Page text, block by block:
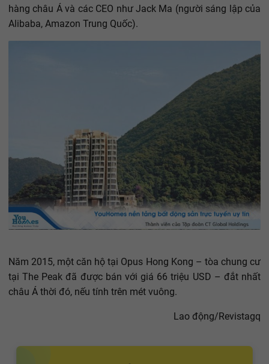
hàng châu Á và các CEO như Jack Ma (người sáng lập của
Alibaba, Amazon Trung Quốc).
Năm 2015, một căn hộ tại Opus Hong Kong – tòa chung cư
tại The Peak đã được bán với giá 66 triệu USD – đắt nhất
châu Á thời đó, nếu tính trên mét vuông.
Lao động/Revistagq